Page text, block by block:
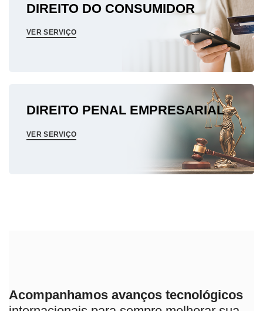
DIREITO DO CONSUMIDOR
VER SERVIÇO
DIREITO PENAL EMPRESARIAL
VER SERVIÇO
Acompanhamos avanços tecnológicos